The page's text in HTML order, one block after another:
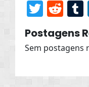
Postagens
Sem postagens